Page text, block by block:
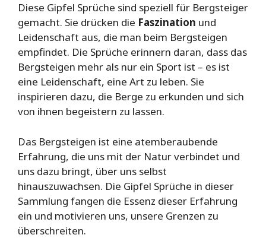
Diese Gipfel Sprüche sind speziell für Bergsteiger
gemacht. Sie drücken die Faszination und
Leidenschaft aus, die man beim Bergsteigen
empfindet. Die Sprüche erinnern daran, dass das
Bergsteigen mehr als nur ein Sport ist – es ist
eine Leidenschaft, eine Art zu leben. Sie
inspirieren dazu, die Berge zu erkunden und sich
von ihnen begeistern zu lassen.
Das Bergsteigen ist eine atemberaubende
Erfahrung, die uns mit der Natur verbindet und
uns dazu bringt, über uns selbst
hinauszuwachsen. Die Gipfel Sprüche in dieser
Sammlung fangen die Essenz dieser Erfahrung
ein und motivieren uns, unsere Grenzen zu
überschreiten.